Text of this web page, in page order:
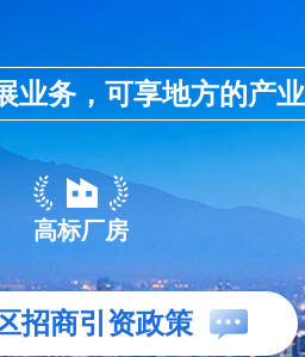
业务，可享地方的产
高标厂房
招商引资政策